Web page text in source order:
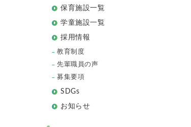
保育施設一覧
学童施設一覧
採用情報
教育制度
先輩職員の声
募集要項
SDGs
お知らせ